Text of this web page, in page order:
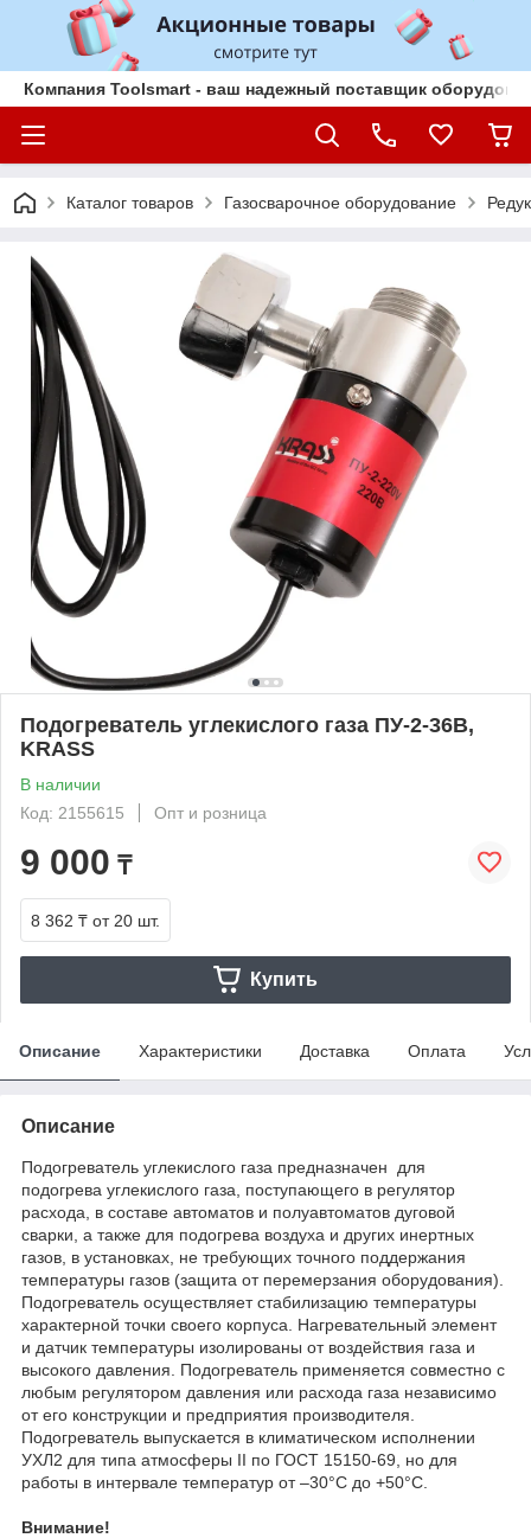
Компания Toolsmart - ваш надежный поставщик
Каталог товаров Газосварочное оборудование
Подогреватель углекислого газа ПУ-2-36В,
KRASS
В наличии
Код: 2155615
Опт и розница
9 000 ₸
8 362 ₸ от 20 шт.
Купить
Описание Характеристики Доставка Оплата
Описание
Подогреватель углекислого газа предназначен для
подогрева углекислого газа, поступающего в регулятор
расхода, в составе автоматов и полуавтоматов дуговой
сварки, а также для подогрева воздуха и других инертных
газов, в установках, не требующих точного поддержания
температуры газов (защита от перемерзания оборудования).
Подогреватель осуществляет стабилизацию температуры
характерной точки своего корпуса. Нагревательный элемент
и датчик температуры изолированы от воздействия газа и
высокого давления. Подогреватель применяется совместно с
любым регулятором давления или расхода газа независимо
от его конструкции и предприятия производителя.
Подогреватель выпускается в климатическом исполнении
УХЛ2 для типа атмосферы II по ГОСТ 15150-69, но для
работы в интервале температур от –30°С до +50°С.
Внимание!